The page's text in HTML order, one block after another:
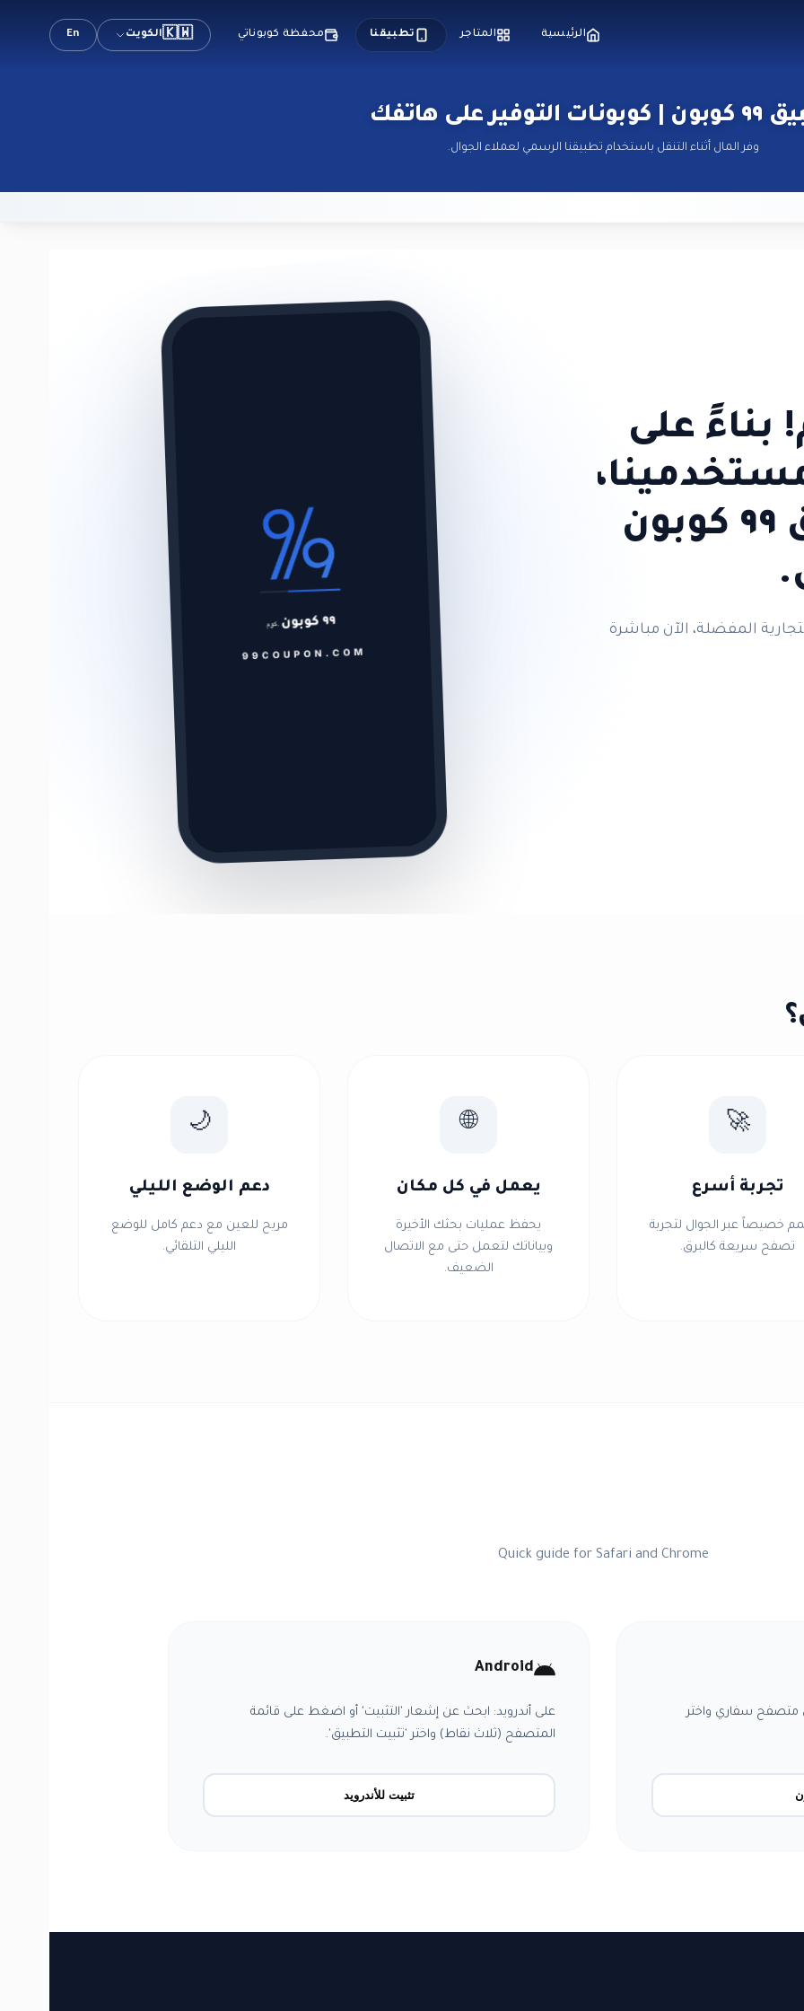
الرئيسية المتاجر تطبيقنا محفظة كوبوناتي 🇰🇼الكويت En
التوفير على هاتفك
وفر المال أثناء التنقل باستخدام تطبيقنا الرسمي لعملاء الجوال.
بناءً على
أطلقنا أخيراً تطبيق ٩٩ كوبون
المفضلة، الآن مباشرة
🚀
تجربة أسرع
خصيصاً عبر الجوال لتجربة
تصفح سريعة كالبرق.
🌐
يعمل في كل مكان
يحفظ عمليات بحثك الأخيرة
وبياناتك لتعمل حتى مع الاتصال
الضعيف.
🌙
دعم الوضع الليلي
مريح للعين مع دعم كامل للوضع
الليلي التلقائي.
Quick guide for Safari and Chrome
متصفح سفاري واختر
Android
على أندرويد: ابحث عن إشعار 'التثبيت' أو اضغط على قائمة
المتصفح (ثلاث نقاط) واختر 'تثبيت التطبيق'.
تثبيت للأندرويد